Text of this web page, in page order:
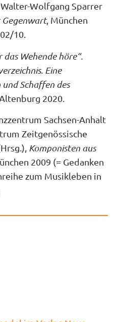
Wolfgang Sparrer
Gegenwart, München
10.
das Wehende höre“.
Eine
Schaffen des
2020.
Sachsen-Anhalt
Zeitgenössische
Komponisten aus
2009 (= Gedanken
zum Musikleben in